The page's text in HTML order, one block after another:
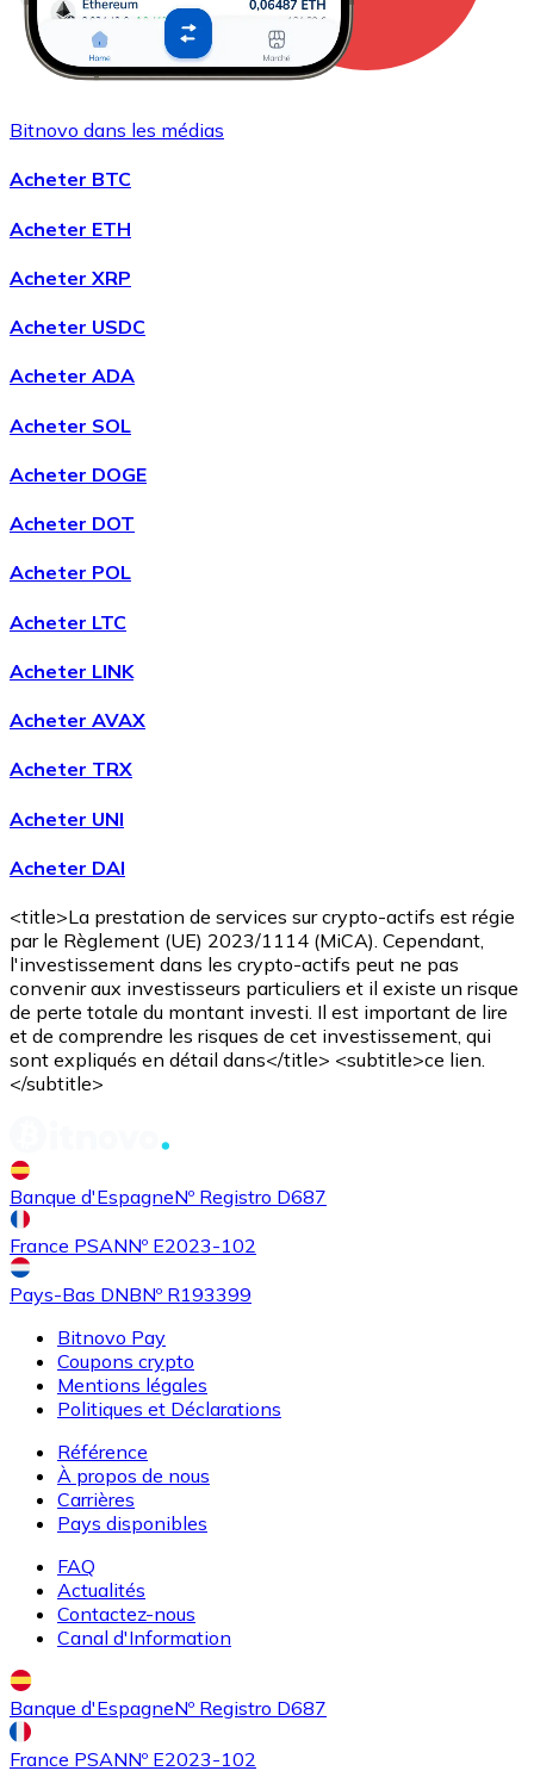
Ethereum à Chainlink
ETH / LINK
Ethereum à Dash
ETH / DASH
Bitnovo dans les médias
Acheter BTC
Acheter ETH
Acheter XRP
Acheter USDC
Acheter ADA
Acheter SOL
Acheter DOGE
Acheter DOT
Acheter POL
Acheter LTC
Acheter LINK
Acheter AVAX
Acheter TRX
Acheter UNI
Acheter DAI
<title>La prestation de services sur crypto-actifs est régie
par le Règlement (UE) 2023/1114 (MiCA). Cependant,
l'investissement dans les crypto-actifs peut ne pas
convenir aux investisseurs particuliers et il existe un risque
de perte totale du montant investi. Il est important de lire
et de comprendre les risques de cet investissement, qui
sont expliqués en détail dans</title> <subtitle>ce lien.
</subtitle>
Banque d'EspagneNº Registro D687
France PSANNº E2023-102
Pays-Bas DNBNº R193399
Bitnovo Pay
Coupons crypto
Mentions légales
Politiques et Déclarations
Référence
À propos de nous
Carrières
Pays disponibles
FAQ
Actualités
Contactez-nous
Canal d'Information
Banque d'EspagneNº Registro D687
France PSANNº E2023-102